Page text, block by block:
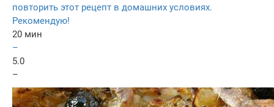
повторить этот рецепт в домашних условиях.
Рекомендую!
20 мин
–
5.0
–